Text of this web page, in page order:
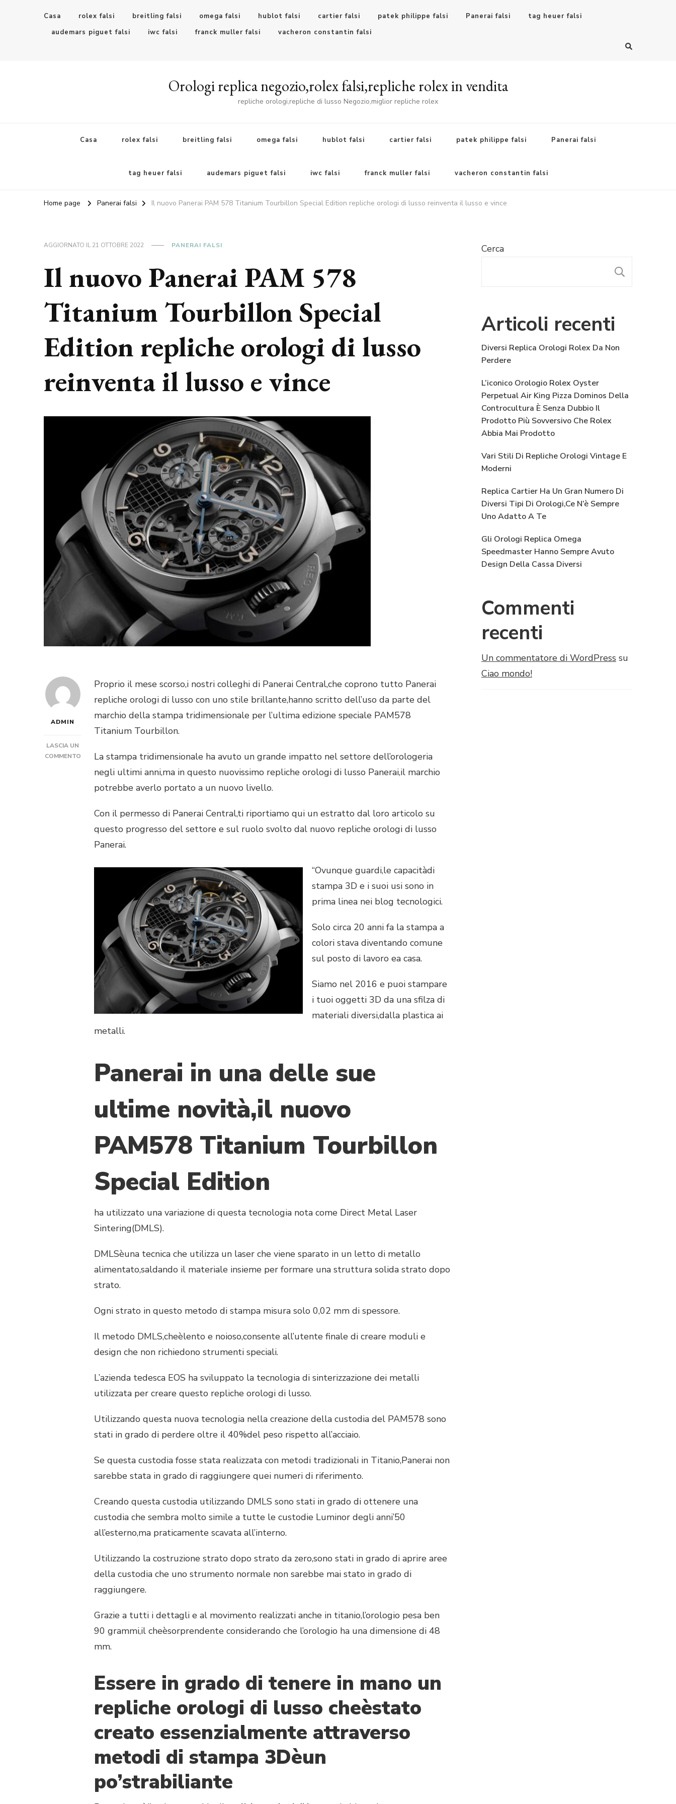
Casa rolex falsi breitling falsi omega falsi hublot falsi cartier falsi patek philippe falsi Panerai falsi
tag heuer falsi
audemars piguet falsi
iwc falsi franck muller falsi vacheron constantin falsi
Orologi replica negozio,rolex falsi,repliche rolex in vendita
repliche orologi,repliche di lusso Negozio,miglior repliche rolex
Casa rolex falsi breitling falsi omega falsi hublot falsi cartier falsi patek philippe falsi Panerai falsi
tag heuer falsi audemars piguet falsi iwc falsi franck muller falsi vacheron constantin falsi
Home page Panerai falsi Il nuovo Panerai PAM 578 Titanium Tourbillon Special Edition repliche orologi di lusso reinventa il lusso e vince
AGGIORNATO IL21 OTTOBRE 2022 PANERAI FALSI
Il nuovo Panerai PAM 578
Titanium Tourbillon Special
Edition repliche orologi di lusso
reinventa il lusso e vince
ADMIN
LASCIA UN
COMMENTOSU
NUOVO
PANERAI
TITANIUM
TOURBILLON
SPECIAL
EDITION
Proprio il mese scorso,i nostri colleghi di Panerai Central,che coprono tutto Panerai
repliche orologi di lusso con uno stile brillante,hanno scritto dell’uso da parte del
marchio della stampa tridimensionale per l’ultima edizione speciale PAM578
Titanium Tourbillon.
La stampa tridimensionale ha avuto un grande impatto nel settore dell’orologeria
negli ultimi anni,ma in questo nuovissimo repliche orologi di lusso Panerai,il marchio
potrebbe averlo portato a un nuovo livello.
Con il permesso di Panerai Central,ti riportiamo qui un estratto dal loro articolo su
questo progresso del settore e sul ruolo svolto dal nuovo repliche orologi di lusso
Panerai.
“Ovunque guardi,le capacitàdi
stampa 3D e i suoi usi sono in
prima linea nei blog tecnologici.
Solo circa 20 anni fa la stampa a
colori stava diventando comune
sul posto di lavoro ea casa.
Siamo nel 2016 e puoi stampare
i tuoi oggetti 3D da una sfilza di
materiali diversi,dalla plastica ai
metalli.
Panerai in una delle sue
ultime novità,il nuovo
PAM578 Titanium Tourbillon
Special Edition
ha utilizzato una variazione di questa tecnologia nota come Direct Metal Laser
Sintering(DMLS).
DMLSèuna tecnica che utilizza un laser che viene sparato in un letto di metallo
alimentato,saldando il materiale insieme per formare una struttura solida strato dopo
strato.
Ogni strato in questo metodo di stampa misura solo 0,02 mm di spessore.
Il metodo DMLS,cheèlento e noioso,consente all’utente finale di creare moduli e
design che non richiedono strumenti speciali.
L’azienda tedesca EOS ha sviluppato la tecnologia di sinterizzazione dei metalli
utilizzata per creare questo repliche orologi di lusso.
Utilizzando questa nuova tecnologia nella creazione della custodia del PAM578 sono
stati in grado di perdere oltre il 40%del peso rispetto all’acciaio.
Se questa custodia fosse stata realizzata con metodi tradizionali in Titanio,Panerai non
sarebbe stata in grado di raggiungere quei numeri di riferimento.
Creando questa custodia utilizzando DMLS sono stati in grado di ottenere una
custodia che sembra molto simile a tutte le custodie Luminor degli anni’50
all’esterno,ma praticamente scavata all’interno.
Utilizzando la costruzione strato dopo strato da zero,sono stati in grado di aprire aree
della custodia che uno strumento normale non sarebbe mai stato in grado di
raggiungere.
Grazie a tutti i dettagli e al movimento realizzati anche in titanio,l’orologio pesa ben
90 grammi,il cheèsorprendente considerando che l’orologio ha una dimensione di 48
mm.
Essere in grado di tenere in mano un
repliche orologi di lusso cheèstato
creato essenzialmente attraverso
metodi di stampa 3Dèun
po’strabiliante
Cerca
Articoli recenti
Diversi Replica Orologi Rolex Da Non
Perdere
L’iconico Orologio Rolex Oyster
Perpetual Air King Pizza Dominos Della
Controcultura È Senza Dubbio Il
Prodotto Più Sovversivo Che Rolex
Abbia Mai Prodotto
Vari Stili Di Repliche Orologi Vintage E
Moderni
Replica Cartier Ha Un Gran Numero Di
Diversi Tipi Di Orologi,Ce N’è Sempre
Uno Adatto A Te
Gli Orologi Replica Omega
Speedmaster Hanno Sempre Avuto
Design Della Cassa Diversi
Commenti
recenti
Un commentatore di WordPress su
Ciao mondo!